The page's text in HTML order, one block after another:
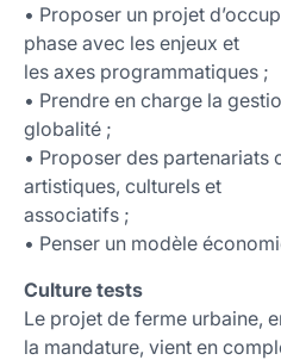
• Proposer un projet
phase avec les enjeux et
les axes programmatiques ;
• Prendre en charge la
globalité ;
• Proposer des partenariats
artistiques, culturels et
associatifs ;
• Penser un modèle
Culture tests
Le projet de ferme urbaine,
la mandature, vient en